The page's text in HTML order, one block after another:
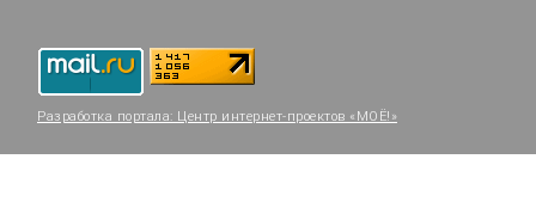
Разработка портала: Центр интернет-проектов «МОЁ!»